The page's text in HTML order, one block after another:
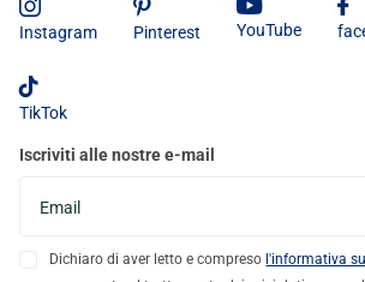
Instagram Pinterest YouTube
TikTok
Iscriviti alle nostre e-mail
Dichiaro di aver letto e compreso l'informativa